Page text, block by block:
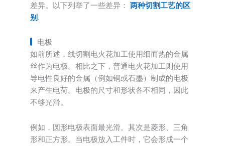
差异。以下列举了一些差异： 两种切割工艺的区
别 .
电极
如前所述，线切割电火花加工使用细而热的金属
丝作为电极。相比之下，普通电火花加工则使用
导电性良好的金属（例如铜或石墨）制成的电极
来产生电荷。电极的尺寸和形状各不相同，因此
不够光滑。
例如，圆形电极表面最光滑。其次是菱形、三角
形和正方形。当电极放入工件时，它会形成一个